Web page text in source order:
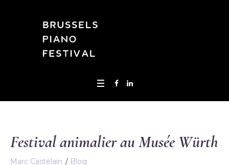
Festival animalier au Musée Würth
Marc Castelain Blog